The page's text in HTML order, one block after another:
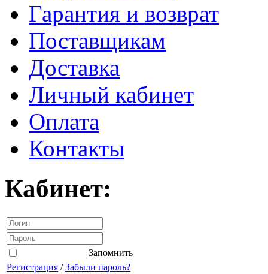
Гарантия и возврат
Поставщикам
Доставка
Личный кабинет
Оплата
Контакты
Кабинет:
Запомнить
Регистрация /Забыли пароль?